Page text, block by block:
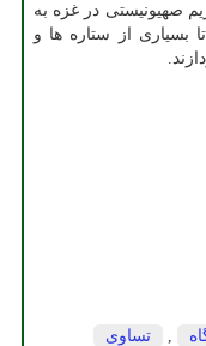
صهیونیستی در غزه به
از ستاره ها و
تساوی